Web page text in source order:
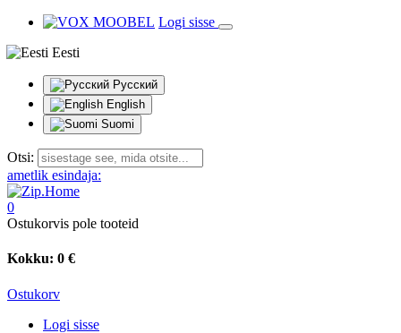
Logi sisse
Eesti
Русский
English
Suomi
Otsi:
ametlik esindaja:
0
Ostukorvis pole tooteid
Kokku: 0 €
Ostukorv
Logi sisse